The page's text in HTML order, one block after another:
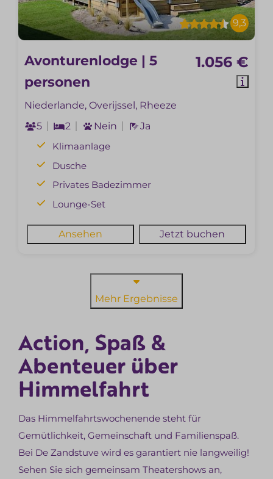
9,3
1.056 €
Avonturenlodge | 5
personen
Niederlande, Overijssel, Rheeze
5
2 Nein
Ja
Klimaanlage
Dusche
Privates Badezimmer
Lounge-Set
Ansehen Jetzt buchen
Mehr Ergebnisse
Action, Spaß &
Abenteuer über
Himmelfahrt
Das Himmelfahrtswochenende steht für
Gemütlichkeit, Gemeinschaft und Familienspaß.
Bei De Zandstuve wird es garantiert nie langweilig!
Sehen Sie sich gemeinsam Theatershows an,